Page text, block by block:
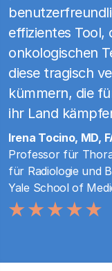
effizientes Tool,
onkologischen
diese tragisch
kümmern, die
ihr Land
Irena Tocino, MD,
Professor für
für Radiologie und
Yale School of